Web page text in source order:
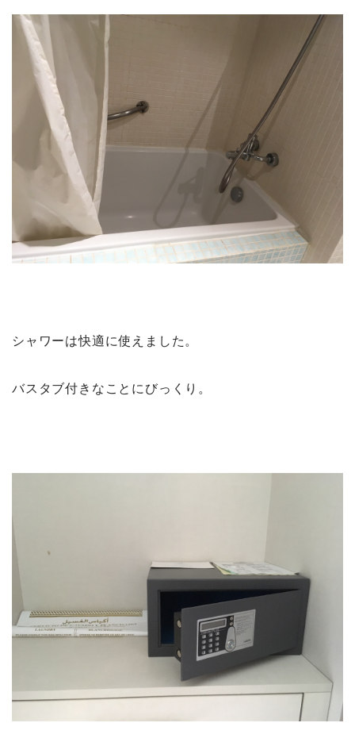
シャワーは快適に使えました。
バスタブ付きなことにびっくり。